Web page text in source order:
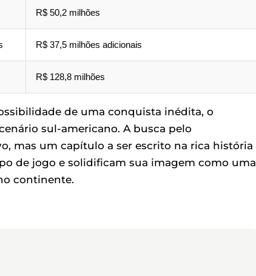
R$ 50,2 milhões
R$ 37,5 milhões adicionais
R$ 128,8 milhões
de uma conquista inédita, o
sul-americano. A busca pelo
mas um capítulo a ser escrito na rica história
de jogo e solidificam sua imagem como uma
continente.